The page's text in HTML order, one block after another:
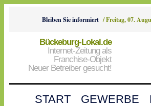
Bleiben Sie informiert /Freitag, 07.
Bückeburg-Lokal.de
Internet-Zeitung als
Franchise-Objekt
Neuer Betreiber gesucht!
START GEWERBE